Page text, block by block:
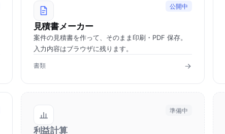
公開中
見積書メーカー
案件の見積書を作って、そのまま印刷・PDF 保存。
入力内容はブラウザに残ります。
書類
準備中
利益計算